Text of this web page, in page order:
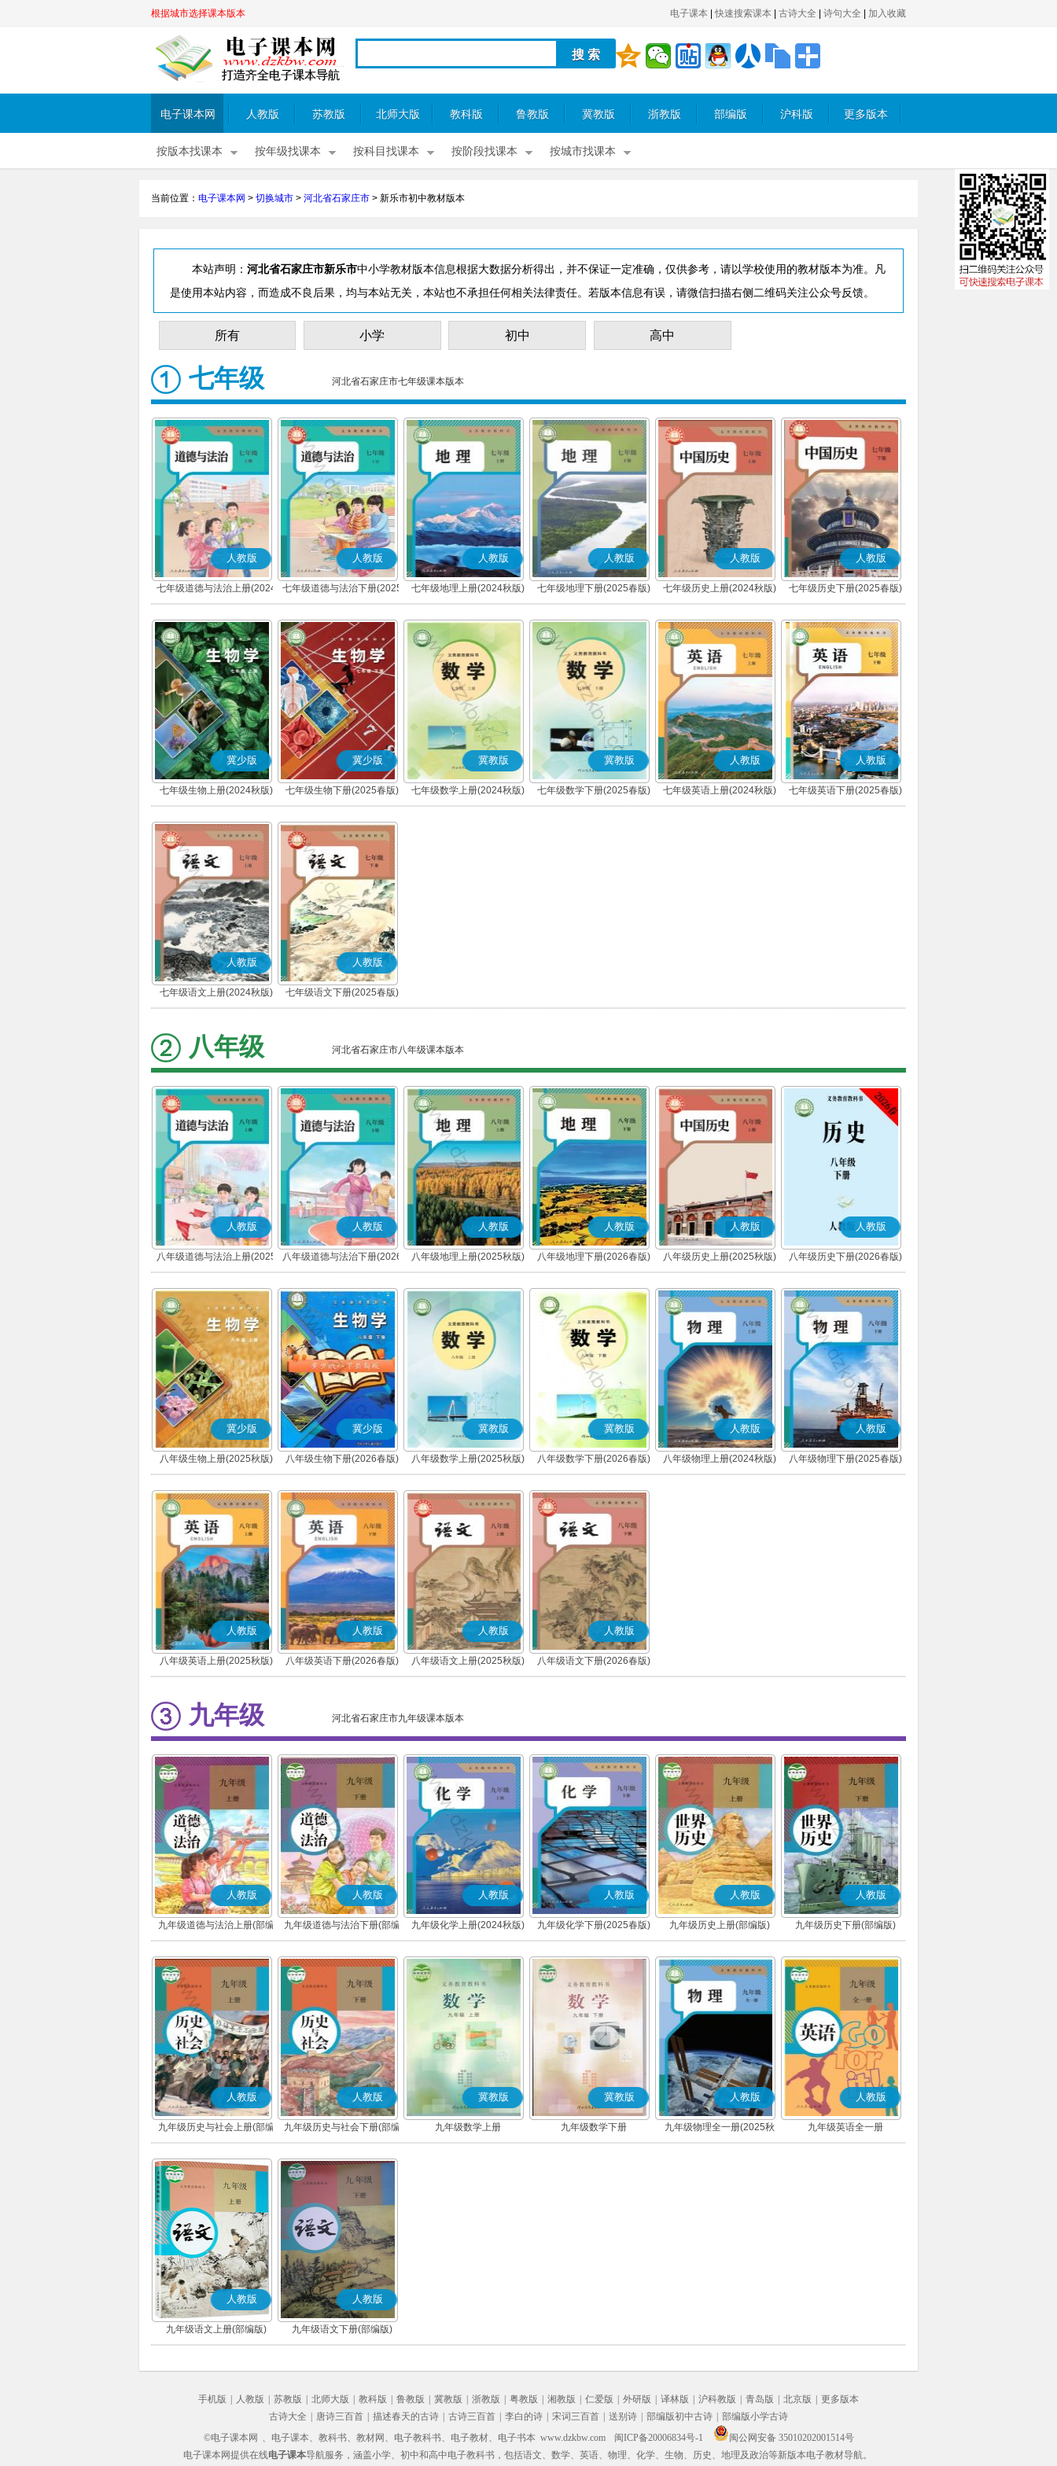
根据城市选择课本版本 电子课本 快速搜索课本 古诗大全 诗句大全 加入收藏
电子课本网 人教版 苏教版 北师大版 教科版 鲁教版 冀教版 浙教版 部编版 沪科版 更多版本
按版本找课本 按年级找课本 按科目找课本 按阶段找课本 按城市找课本
当前位置： 电子课本网 > 切换城市 > 河北省石家庄市 > 新乐市初中教材版本
本站声明： 河北省石家庄市新乐市中小学教材版本信息根据大数据分析得出，并不保证一定准确，仅供参考，请以学校使用的教材版本为准。凡
是使用本站内容，而造成不良后果，均与本站无关，本站也不承担任何相关法律责任。若版本信息有误，请微信扫描右侧二维码关注公众号反馈。
所有 小学 初中 高中
七年级 河北省石家庄市七年级课本版本
人教版
七年级道德与法治上册(2024
秋版)(部编版)
人教版
七年级道德与法治下册(2025
春版)(部编版)
人教版
七年级地理上册(2024秋版)
人教版
七年级地理下册(2025春版)
人教版
七年级历史上册(2024秋版)
(部编版)
人教版
七年级历史下册(2025春版)
(部编版)
冀少版
七年级生物上册(2024秋版)
冀少版
七年级生物下册(2025春版)
冀教版
七年级数学上册(2024秋版)
冀教版
七年级数学下册(2025春版)
人教版
七年级英语上册(2024秋版)
人教版
七年级英语下册(2025春版)
人教版
七年级语文上册(2024秋版)
(部编版)
人教版
七年级语文下册(2025春版)
(部编版)
八年级 河北省石家庄市八年级课本版本
人教版
八年级道德与法治上册(2025
秋版)(部编版)
人教版
八年级道德与法治下册(2026
春版)(部编版)
人教版
八年级地理上册(2025秋版)
人教版
八年级地理下册(2026春版)
人教版
八年级历史上册(2025秋版)
(部编版)
人教版
八年级历史下册(2026春版)
(部编版)
冀少版
八年级生物上册(2025秋版)
冀少版
八年级生物下册(2026春版)
冀教版
八年级数学上册(2025秋版)
冀教版
八年级数学下册(2026春版)
人教版
八年级物理上册(2024秋版)
人教版
八年级物理下册(2025春版)
人教版
八年级英语上册(2025秋版)
人教版
八年级英语下册(2026春版)
人教版
八年级语文上册(2025秋版)
(部编版)
人教版
八年级语文下册(2026春版)
(部编版)
九年级 河北省石家庄市九年级课本版本
人教版
九年级道德与法治上册(部编
版)
人教版
九年级道德与法治下册(部编
版)
人教版
九年级化学上册(2024秋版)
人教版
九年级化学下册(2025春版)
人教版
九年级历史上册(部编版)
人教版
九年级历史下册(部编版)
人教版
九年级历史与社会上册(部编
版)
人教版
九年级历史与社会下册(部编
版)
冀教版
九年级数学上册
冀教版
九年级数学下册
人教版
九年级物理全一册(2025秋
版)
人教版
九年级英语全一册
人教版
九年级语文上册(部编版)
人教版
九年级语文下册(部编版)
手机版 人教版 苏教版 北师大版 教科版 鲁教版 冀教版 浙教版 粤教版 湘教版 仁爱版 外研版 译林版 沪科教版 青岛版 北京版
更多版本
古诗大全
唐诗三百首 描述春天的古诗 古诗三百首 李白的诗 宋词三百首 送别诗 部编版初中古诗
部编版小学古诗
©电子课本网 、电子课本、教科书、教材网、电子教科书、电子教材、电子书本 www.dzkbw.com 闽ICP备20006834号-1
闽公网安备 35010202001514号
电子课本网提供在线电子课本导航服务，涵盖小学、初中和高中电子教科书，包括语文、数学、英语、物理、化学、生物、历史、地理及政治等新版本电子教材导航。